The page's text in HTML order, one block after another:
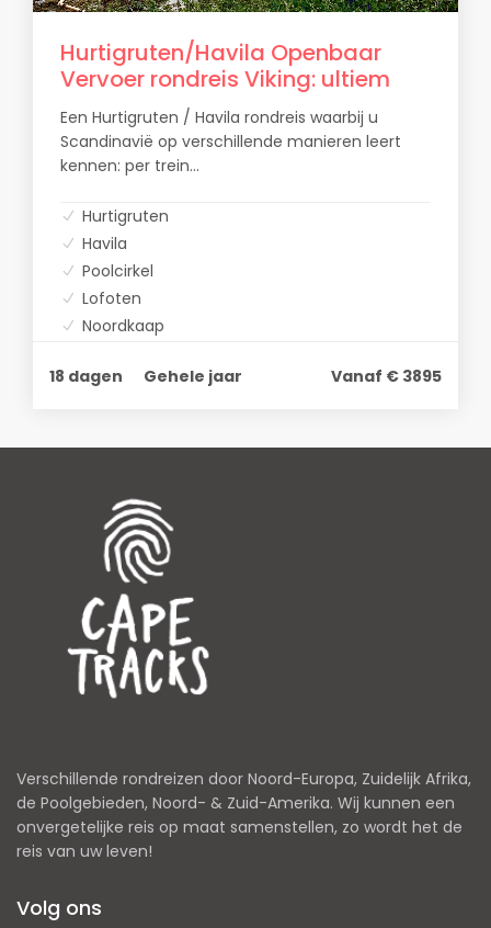
Hurtigruten/Havila Openbaar
Vervoer rondreis Viking: ultiem
Noord-Noorwegen
Een Hurtigruten / Havila rondreis waarbij u
Scandinavië op verschillende manieren leert
kennen: per trein...
Hurtigruten
Havila
Poolcirkel
Lofoten
Noordkaap
18 dagen Gehele jaar Vanaf € 3895
Verschillende rondreizen door Noord-Europa, Zuidelijk Afrika,
de Poolgebieden, Noord- & Zuid-Amerika. Wij kunnen een
onvergetelijke reis op maat samenstellen, zo wordt het de
reis van uw leven!
Volg ons